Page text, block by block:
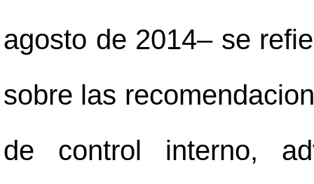
agosto de 2014–se
sobre las
de control interno,